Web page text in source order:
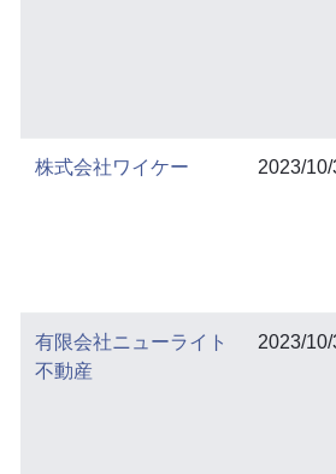
株式会社ワイケー 2023/10/
有限会社ニューライト
不動産
2023/10/